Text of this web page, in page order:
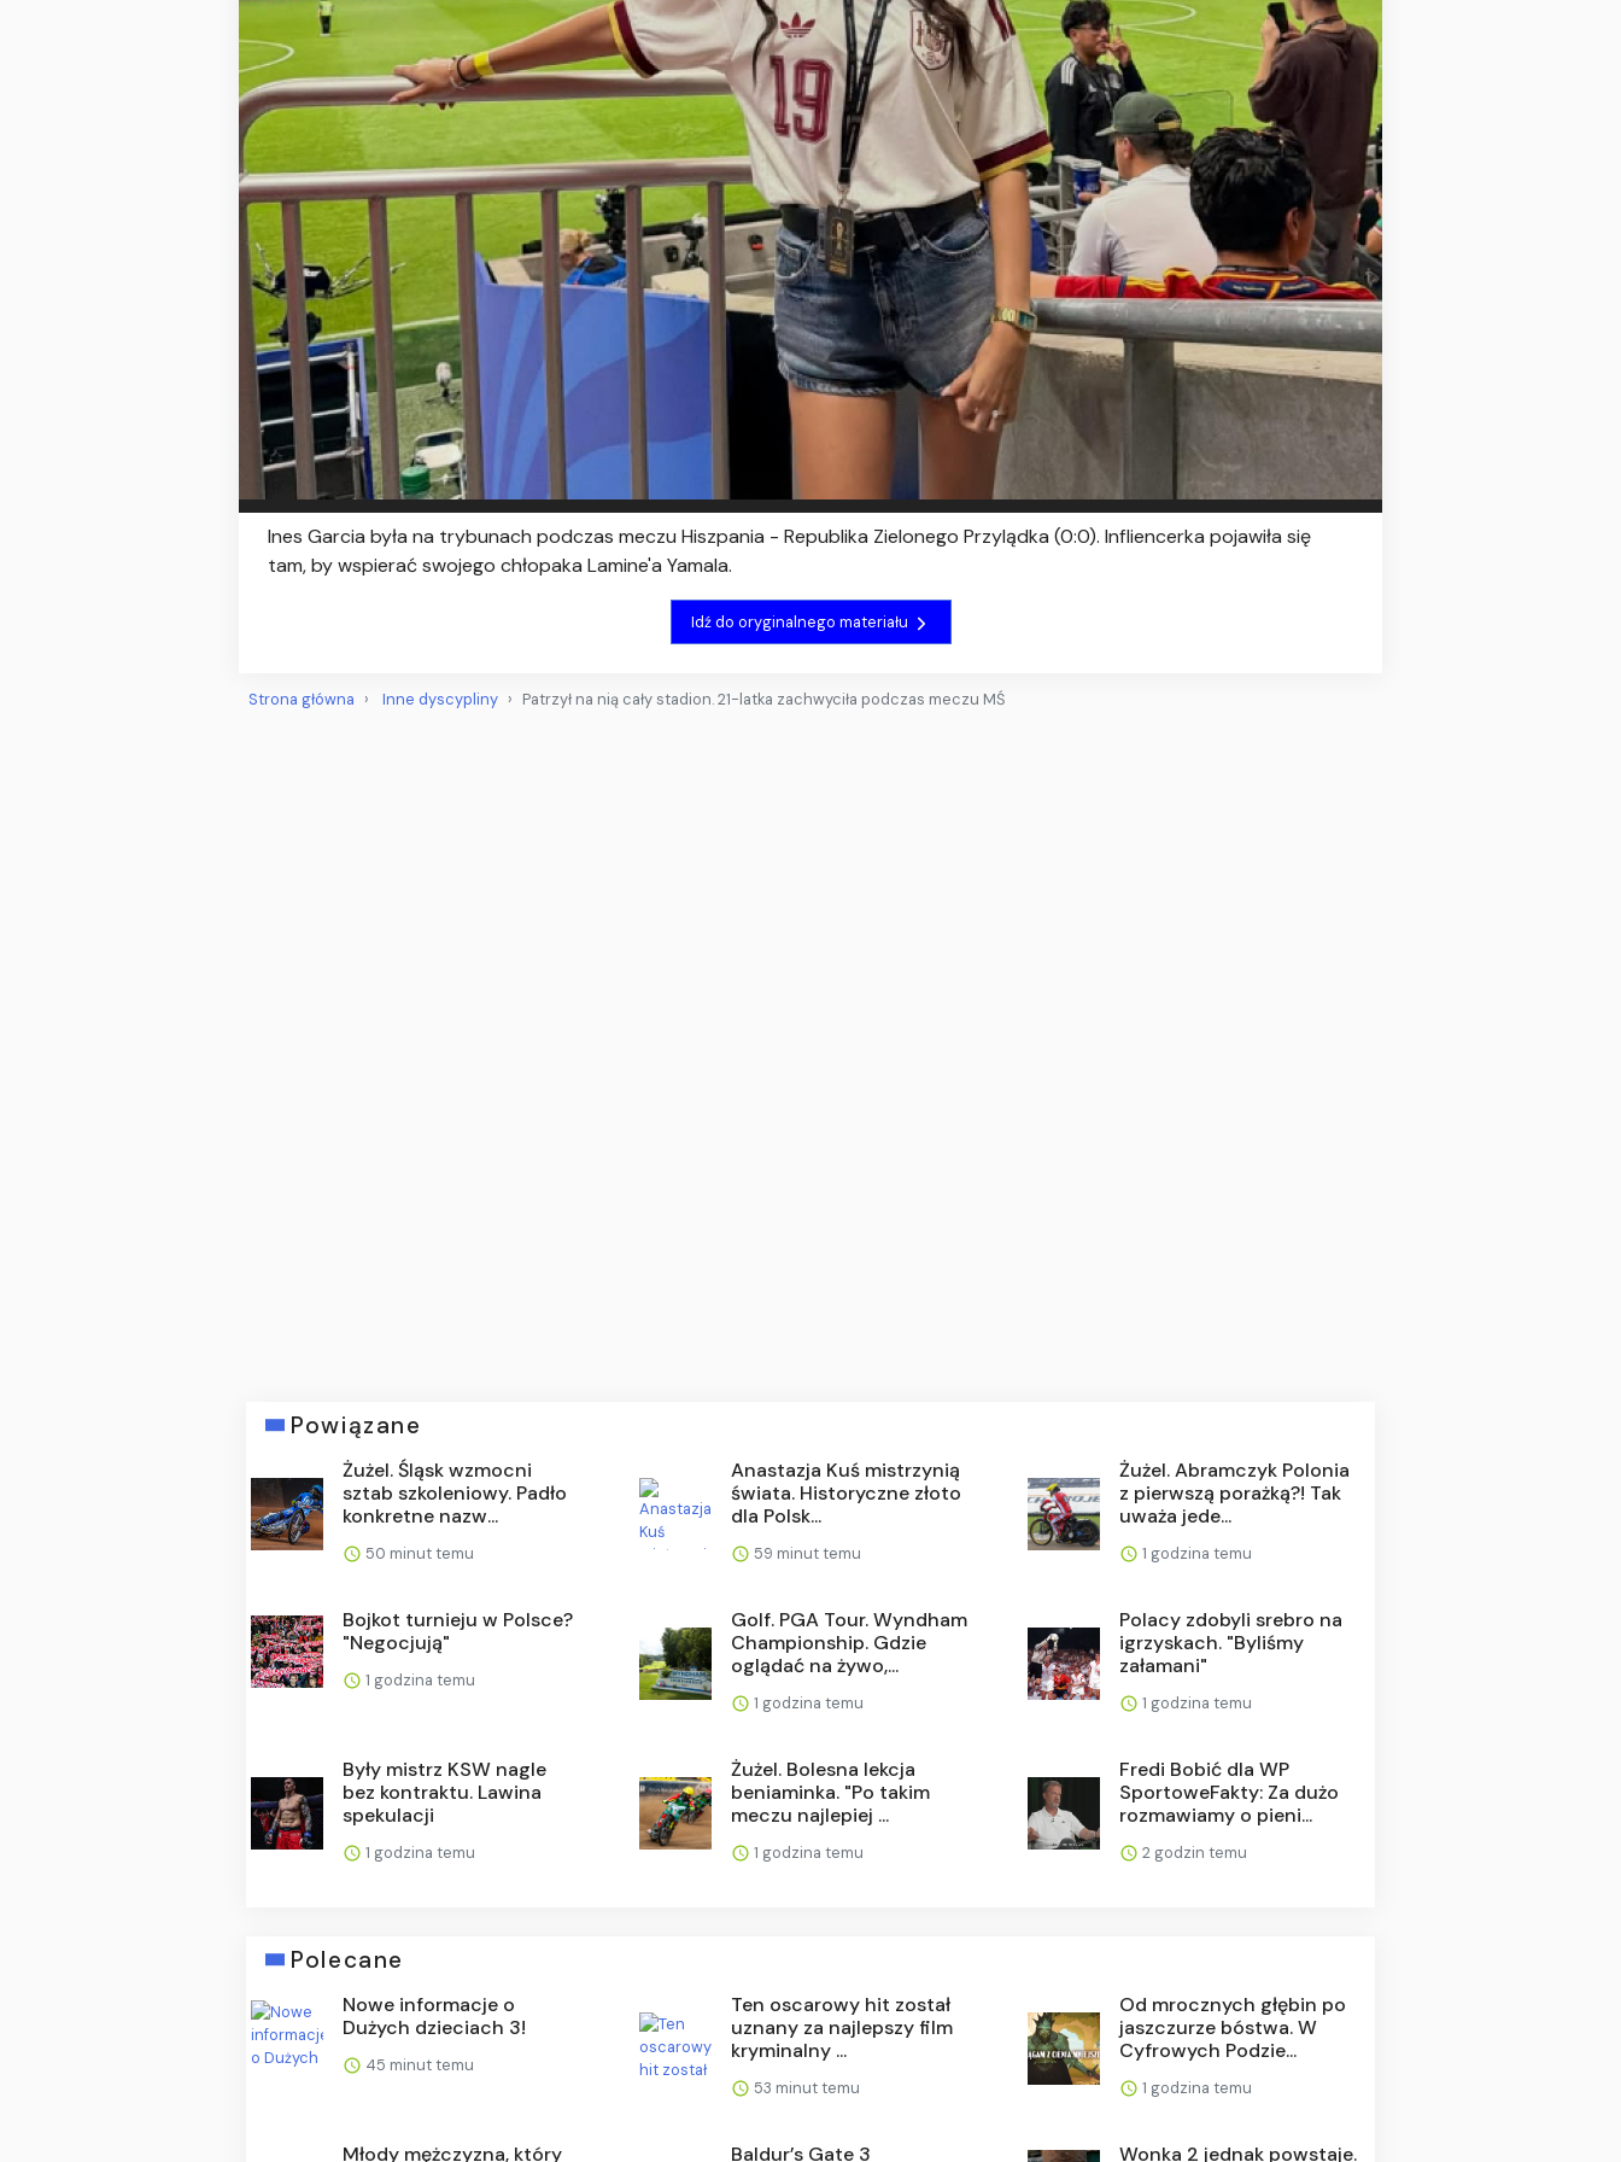
Ines Garcia była na trybunach podczas meczu Hiszpania - Republika Zielonego Przylądka (0:0). Infliencerka pojawiła się
tam, by wspierać swojego chłopaka Lamine'a Yamala.
Idź do oryginalnego materiału
Strona główna Inne dyscypliny Patrzył na nią cały stadion. 21-latka zachwyciła podczas meczu MŚ
Powiązane
Żużel. Śląsk wzmocni
sztab szkoleniowy. Padło
konkretne nazw...
50 minut temu
Anastazja Kuś mistrzynią
świata. Historyczne złoto
dla Polsk...
59 minut temu
Żużel. Abramczyk Polonia
z pierwszą porażką?! Tak
uważa jede...
1 godzina temu
Bojkot turnieju w Polsce?
"Negocjują"
1 godzina temu
Golf. PGA Tour. Wyndham
Championship. Gdzie
oglądać na żywo,...
1 godzina temu
Polacy zdobyli srebro na
igrzyskach. "Byliśmy
załamani"
1 godzina temu
Były mistrz KSW nagle
bez kontraktu. Lawina
spekulacji
1 godzina temu
Żużel. Bolesna lekcja
beniaminka. "Po takim
meczu najlepiej ...
1 godzina temu
Fredi Bobić dla WP
SportoweFakty: Za dużo
rozmawiamy o pieni...
2 godzin temu
Polecane
Nowe informacje o
Dużych dzieciach 3!
45 minut temu
Ten oscarowy hit został
uznany za najlepszy film
kryminalny ...
53 minut temu
Od mrocznych głębin po
jaszczurze bóstwa. W
Cyfrowych Podzie...
1 godzina temu
Młody mężczyzna, który Baldur’s Gate 3 Wonka 2 jednak powstaje.